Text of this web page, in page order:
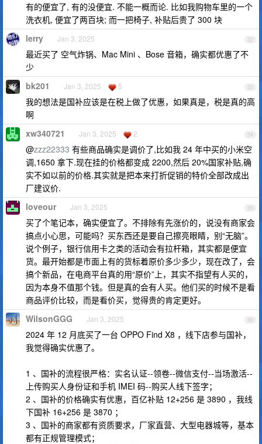
有的便宜了, 有的没便宜. 不能一概而论. 比如我购物车里的一个
洗衣机, 便宜了两百块; 而一把椅子, 补贴后贵了 300 块
32
lerry Jan 3, 2025
最近买了 空气炸锅、Mac Mini 、Bose 音箱，确实都优惠了不
少
33
bk201 Jan 3, 2025 5
我的想法是国补应该是在税上做了优惠，如果真是，税是真的高
啊
34
xw340721 Jan 3, 2025 2
@zzz22333 有些商品确实是调价了,比如我 24 年中买的小米空
调,1650 拿下.现在挂的价格都变成 2200,然后 20%国家补贴,确
实不如以前的价格.其实就是把本来打折促销的特价全部改成出
厂建议价.
35
loveour Jan 3, 2025
买了个笔记本，确实便宜了。不排除有先涨价的，说没有商家会
搞点小心思，可能吗？买东西还是要自己擦亮眼睛，别“无脑”。
说个例子，银行信用卡之类的活动会有拉杆箱，其实都是便宜
货。最开始都是市面上有的货标着原价多少多少，现在改了，会
搞个新品，在电商平台真的用“原价”上，其实不指望有人买的，
因为本身不值那个钱。但是真的会有人买。他们买的时候不是看
商品评价比较，而是看价买，觉得贵的肯定更好。
36
WilsonGGG Jan 3, 2025
2024 年 12 月底买了一台 OPPO Find X8 ，线下店参与国补，
我觉得确实优惠了。
1 、国补的流程很严格：实名认证--领卷--微信支付--当场激活--
上传购买人身份证和手机 IMEI 码--购买人线下签字；
2 、国补的价格确实有优惠，百亿补贴 12+256 是 3890 ，我线
下国补 16+256 是 3870 ；
3 、国补的商家都有资质要求，厂家直营、大型电器城等，基本
都有正规管理模式；